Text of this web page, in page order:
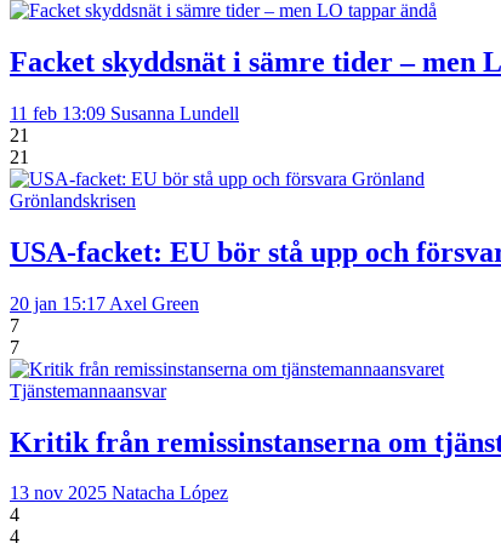
Facket skyddsnät i sämre tider – men
11 feb 13:09 Susanna Lundell
21
21
Grönlandskrisen
USA-facket: EU bör stå upp och
20 jan 15:17 Axel Green
7
7
Tjänstemannaansvar
Kritik från remissinstanserna om
13 nov 2025 Natacha López
4
4